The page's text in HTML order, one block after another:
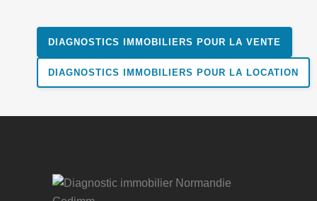
DIAGNOSTICS IMMOBILIERS POUR LA VENTE
DIAGNOSTICS IMMOBILIERS POUR LA LOCATION